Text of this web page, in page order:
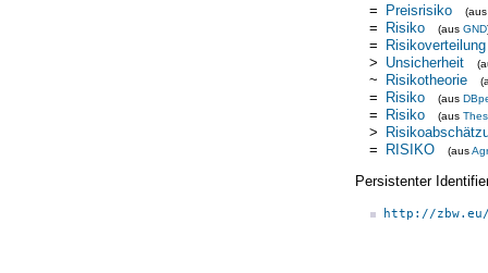
= Preisrisiko
= Risiko (aus GND
= Risikoverteilung
> Unsicherheit
~ Risikotheorie
= Risiko (aus
= Risiko (aus
>
= RISIKO (aus
Persistenter
http://